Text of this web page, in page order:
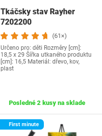
Tkáčsky stav Rayher
7202200
(61×)
Určeno pro: děti Rozměry [cm]:
18,5 x 29 Šířka utkaného produktu
[cm]: 16,5 Materiál: dřevo, kov,
plast
Posledné 2 kusy na sklade
First minute